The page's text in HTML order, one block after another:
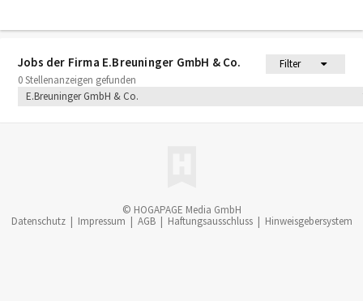
Jobs der Firma E.Breuninger GmbH & Co.
Filter
0 Stellenanzeigen gefunden
E.Breuninger GmbH & Co.
© HOGAPAGE Media GmbH
Datenschutz | Impressum | AGB | Haftungsausschluss | Hinweisgebersystem